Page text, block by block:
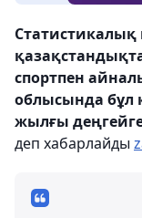
Статистикалық
спортпен
облысында бұл
жылғы
деп хабарлайды